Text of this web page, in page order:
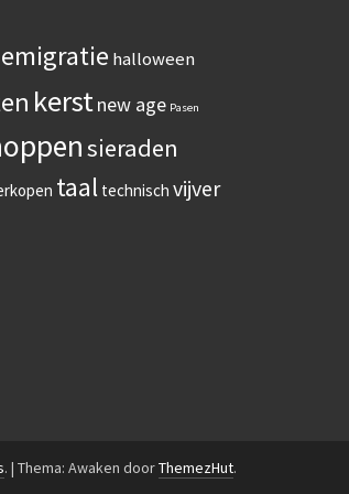
emigratie halloween
kerstnew age Pasen
sieraden
taal technisch vijver
. | Thema: Awaken doorThemezHut.